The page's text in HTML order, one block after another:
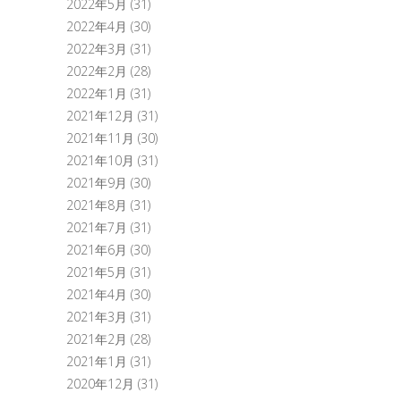
2022年5月 (31)
2022年4月 (30)
2022年3月 (31)
2022年2月 (28)
2022年1月 (31)
2021年12月 (31)
2021年11月 (30)
2021年10月 (31)
2021年9月 (30)
2021年8月 (31)
2021年7月 (31)
2021年6月 (30)
2021年5月 (31)
2021年4月 (30)
2021年3月 (31)
2021年2月 (28)
2021年1月 (31)
2020年12月 (31)